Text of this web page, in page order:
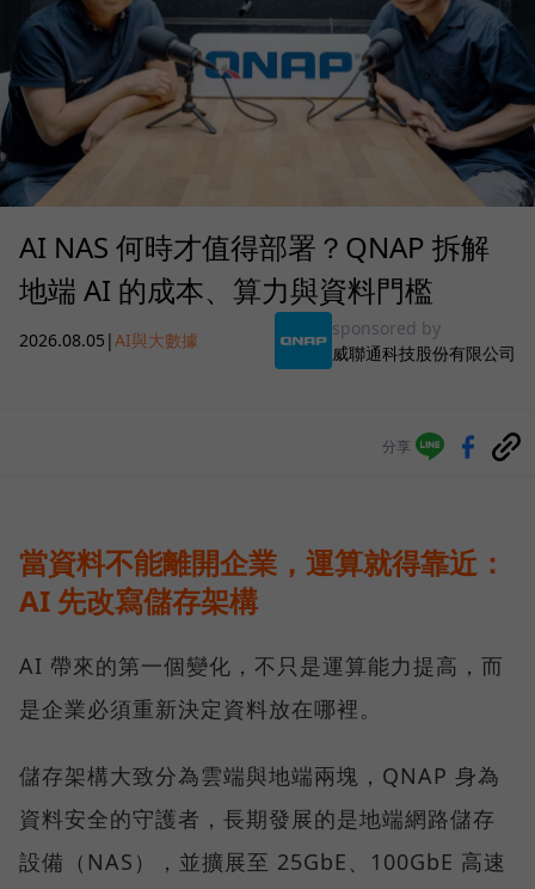
AI NAS 何時才值得部署？QNAP 拆解
地端 AI 的成本、算力與資料門檻
2026.08.05 |AI與大數據
sponsored by
威聯通科技股份有限公司
分享
當資料不能離開企業，運算就得靠近：
AI 先改寫儲存架構
AI 帶來的第一個變化，不只是運算能力提高，而
是企業必須重新決定資料放在哪裡。
儲存架構大致分為雲端與地端兩塊，QNAP 身為
資料安全的守護者，長期發展的是地端網路儲存
設備（NAS），並擴展至 25GbE、100GbE 高速